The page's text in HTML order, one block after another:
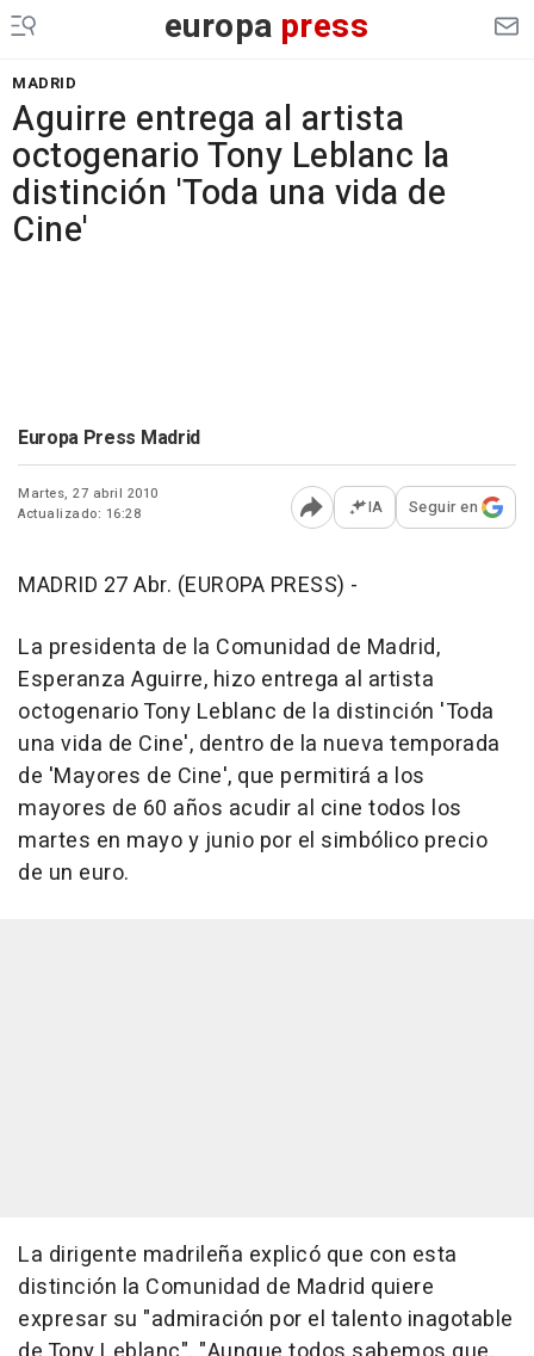
europa press
MADRID
Aguirre entrega al artista
octogenario Tony Leblanc la
distinción 'Toda una vida de
Cine'
Europa Press Madrid
Martes, 27 abril 2010
Actualizado: 16:28
Abrir opciones para
IA Seguir en
MADRID 27 Abr. (EUROPA PRESS) -
La presidenta de la Comunidad de Madrid,
Esperanza Aguirre, hizo entrega al artista
octogenario Tony Leblanc de la distinción 'Toda
una vida de Cine', dentro de la nueva temporada
de 'Mayores de Cine', que permitirá a los
mayores de 60 años acudir al cine todos los
martes en mayo y junio por el simbólico precio
de un euro.
La dirigente madrileña explicó que con esta
distinción la Comunidad de Madrid quiere
expresar su "admiración por el talento inagotable